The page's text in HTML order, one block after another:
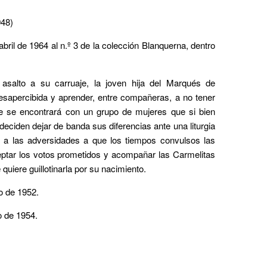
de 1964 al n.º 3 de la colección Blanquerna, dentro
a su carruaje, la joven hija del Marqués de
y aprender, entre compañeras, a no tener
se encontrará con un grupo de mujeres que si bien
dejar de banda sus diferencias ante una liturgia
las adversidades a que los tiempos convulsos las
los votos prometidos y acompañar las Carmelitas
guillotinarla por su nacimiento.
de 1952.
de 1954.